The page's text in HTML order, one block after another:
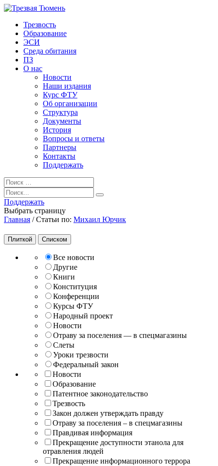
Трезвость
Образование
ЭСИ
Среда обитания
ПЗ
О нас
Новости
Наши издания
Курс ФТУ
Об организации
Структура
Документы
История
Вопросы и ответы
Партнеры
Контакты
Поддержать
Поддержать
Выбрать страницу
Главная /Статьи по: Михаил Юрчик
Плиткой Списком
Все новости
Другие
Книги
Конституция
Конференции
Курсы ФТУ
Народный проект
Новости
Отраву за поселения — в спецмагазины
Слеты
Уроки трезвости
Федеральный закон
Новости
Образование
Патентное законодательство
Трезвость
Закон должен утверждать правду
Отраву за поселения – в спецмагазины
Правдивая информация
Прекращение доступности этанола для
отравления людей
Прекращение информационного террора